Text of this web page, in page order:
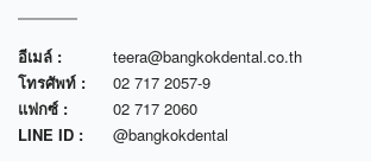
อีเมล์ :
teera@bangkokdental.co.th
โทรศัพท์ :
02 717 2057-9
แฟกซ์ :
02 717 2060
LINE ID :
@bangkokdental